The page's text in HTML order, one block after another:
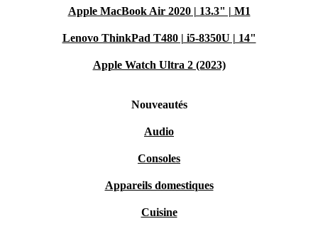
Apple MacBook Air 2020 | 13.3" | M1
Lenovo ThinkPad T480 | i5-8350U | 14"
Apple Watch Ultra 2 (2023)
Nouveautés
Audio
Consoles
Appareils domestiques
Cuisine